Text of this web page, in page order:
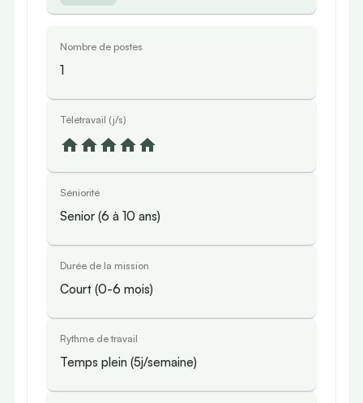
Nombre de postes
1
Télétravail (j/s)
Séniorité
Senior (6 à 10 ans)
Durée de la mission
Court (0-6 mois)
Rythme de travail
Temps plein (5j/semaine)